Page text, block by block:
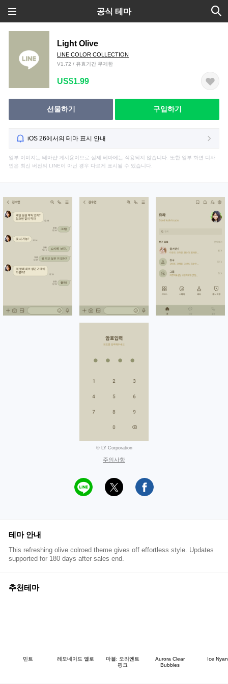
공식 테마
Light Olive
LINE COLOR COLLECTION
V1.72 / 유효기간 무제한
US$1.99
선물하기 구입하기
iOS 26에서의 테마 표시 안내
일부 이미지는 테마샵 게시용이므로 실제 테마에는 적용되지 않습니다. 또한 일부 화면 디자
인은 최신 버전의 LINE이 아닌 경우 다르게 표시될 수 있습니다.
©️ LY Corporation
주의사항
테마 안내
This refreshing olive colroed theme gives off effortless style. Updates
supported for 180 days after sales end.
추천테마
민트 레모네이드 옐로
마블: 오리엔트
핑크
Aurora Clear
Bubbles
Ice Nyan